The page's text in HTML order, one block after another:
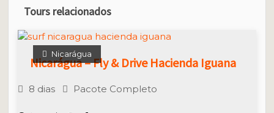
Tours relacionados
Nicarágua
Nicarágua – Fly & Drive Hacienda Iguana
8 dias Pacote Completo